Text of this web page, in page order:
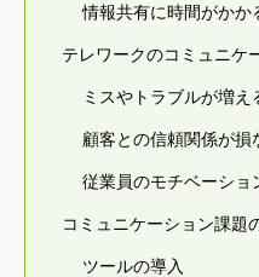
情報共有に時間がかか
テレワークのコミュニケ
ミスやトラブルが増え
顧客との信頼関係が損
従業員のモチベーショ
コミュニケーション課題
ツールの導入